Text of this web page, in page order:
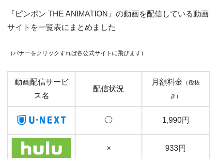
『ピンポン THE ANIMATION』の動画を配信している動画
サイトを一覧表にまとめました
（バナーをクリックすれば各公式サイトに飛びます）
動画配信サービ
ス名
配信状況
月額料金 （税抜
き）
◯ 1,990円
× 933円